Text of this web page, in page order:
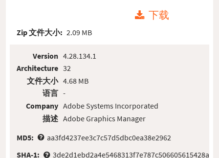
下载
Zip 文件大小: 2.09 MB
Version
Architecture
文件大小
语言
Company
描述
4.28.134.1
32
4.68 MB
-
Adobe Systems Incorporated
Adobe Graphics Manager
MD5:
aa3fd4237ee3c7c57d5dbc0ea38e2962
SHA-1:
3de2d1ebd2a4e5468313f7e787c506605615428a